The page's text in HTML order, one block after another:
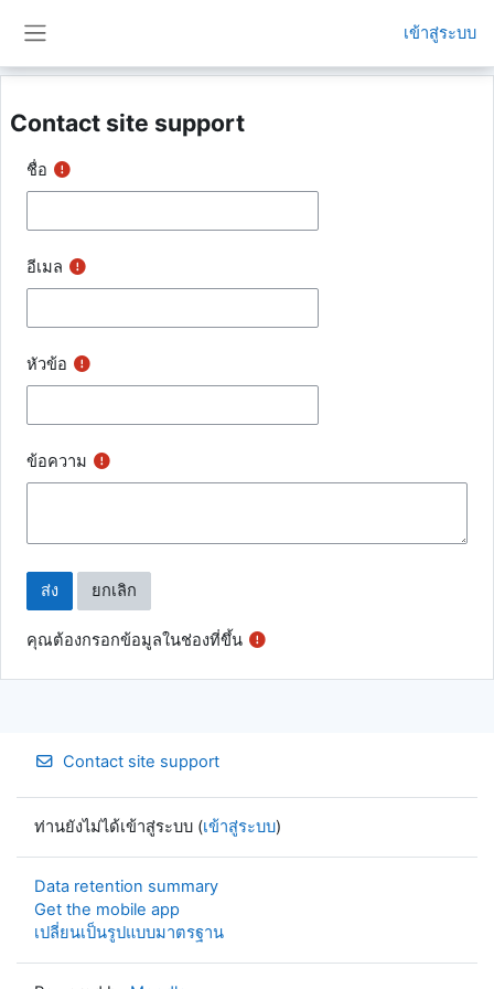
เข้าสู่ระบบ
Contact site support
ชื่อ
อีเมล
หัวข้อ
ข้อความ
คุณต้องกรอกข้อมูลในช่องที่ขึ้น
Contact site support
ท่านยังไม่ได้เข้าสู่ระบบ (เข้าสู่ระบบ)
Data retention summary
Get the mobile app
เปลี่ยนเป็นรูปแบบมาตรฐาน